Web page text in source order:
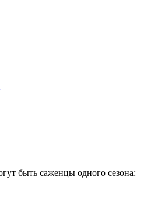
быть саженцы одного сезона: